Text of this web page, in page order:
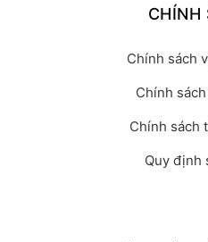
CHÍNH
Chính sách
Chính
Chính sách
Quy định